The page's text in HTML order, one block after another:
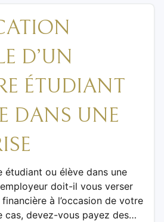
D’UN
ÉTUDIANT
DANS UNE
étudiant ou élève dans une
doit-il vous verser
à l’occasion de votre
cas, devez-vous payez des…